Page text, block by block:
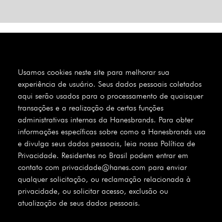
Usamos cookies neste site para melhorar sua
experiência de usuário. Seus dados pessoais coletados
aqui serão usados para o processamento de quaisquer
transações e a realização de certas funções
administrativas internas da Hanesbrands. Para obter
informações específicas sobre como a Hanesbrands usa
e divulga seus dados pessoais, leia nossa Política de
Privacidade. Residentes no Brasil podem entrar em
contato com privacidade@hanes.com para enviar
qualquer solicitação, ou reclamação relacionada à
privacidade, ou solicitar acesso, exclusão ou
atualização de seus dados pessoais.